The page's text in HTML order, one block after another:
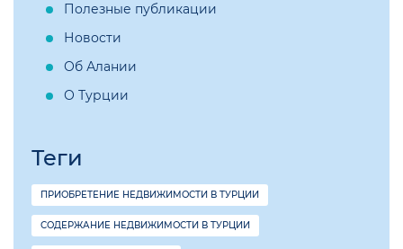
Полезные публикации
Новости
Об Алании
О Турции
Теги
ПРИОБРЕТЕНИЕ НЕДВИЖИМОСТИ В ТУРЦИИ
СОДЕРЖАНИЕ НЕДВИЖИМОСТИ В ТУРЦИИ